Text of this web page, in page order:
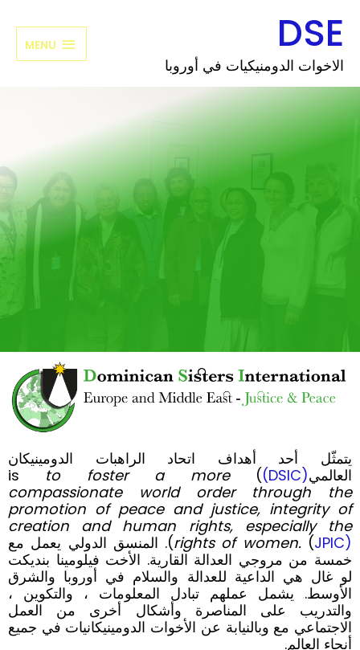
المحتوىDSE
الاخوات الدومنيكيات في أوروبا
MENU
MENU
يتمثّل أحد أهداف اتحاد الراهبات الدومينيكان
العالمي(DSIC)
) is
to foster a more
compassionate world order through the
promotion of peace and justice, integrity of
creation and human rights, especially the
rights of women.(JPIC)
). المنسق الدولي يعمل مع
خمسة من مروجي العدالة القارية. الأخت فيلومينا بنديكت
لو غال هي الداعية للعدالة والسلام في أوروبا والشرق
الأوسط. يشمل عملهم تبادل المعلومات ، والتكوين ،
والتدريب على المناصرة وأشكال أخرى من العمل
الاجتماعي مع وبالنيابة عن الأخوات الدومينيكانيات في جميع
أنحاء العالم.